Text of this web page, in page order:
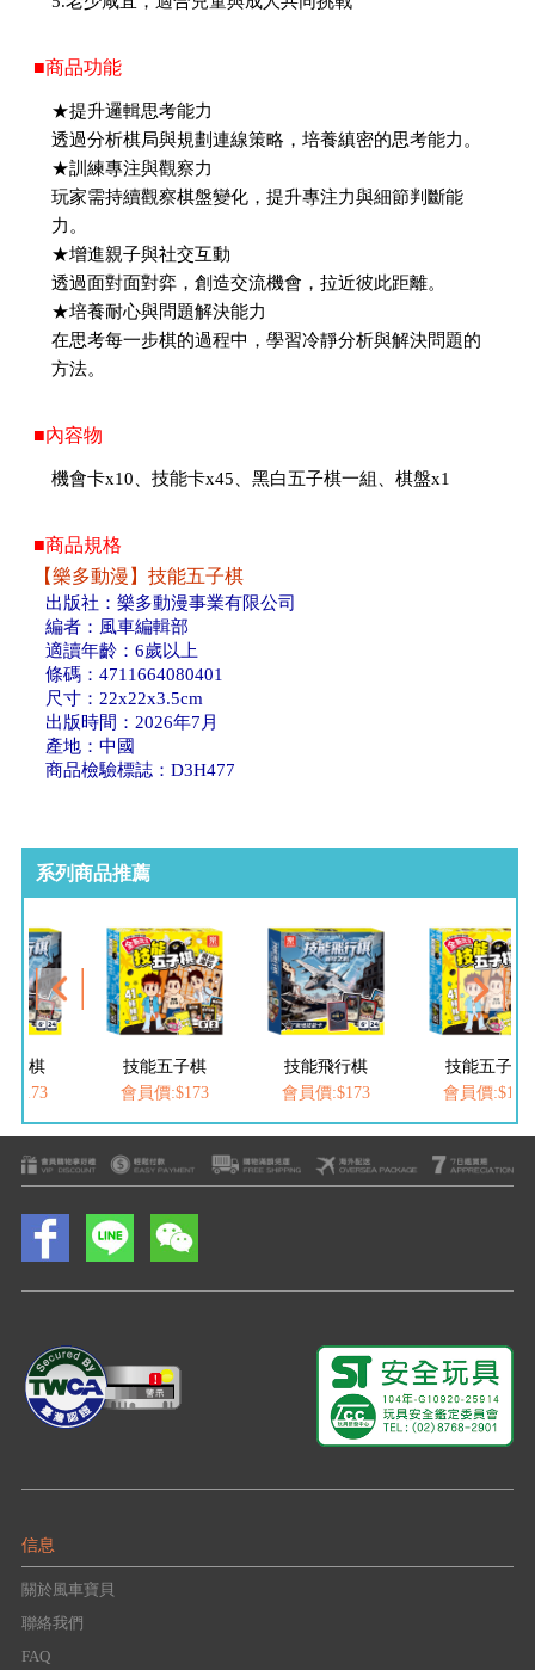
■商品功能
★提升邏輯思考能力
透過分析棋局與規劃連線策略，培養縝密的思考能力。
★訓練專注與觀察力
玩家需持續觀察棋盤變化，提升專注力與細節判斷能
力。
★增進親子與社交互動
透過面對面對弈，創造交流機會，拉近彼此距離。
★培養耐心與問題解決能力
在思考每一步棋的過程中，學習冷靜分析與解決問題的
方法。
■內容物
機會卡x10、技能卡x45、黑白五子棋一組、棋盤x1
■商品規格
【樂多動漫】技能五子棋
出版社：樂多動漫事業有限公司
編者：風車編輯部
適讀年齡：6歲以上
條碼：4711664080401
尺寸：22x22x3.5cm
出版時間：2026年7月
產地：中國
商品檢驗標誌：D3H477
系列商品推薦
行棋
:$173
技能五子棋
會員價:$173
技能飛行棋
會員價:$173
技能五子棋
會員價:$173
信息
關於風車寶貝
聯絡我們
FAQ